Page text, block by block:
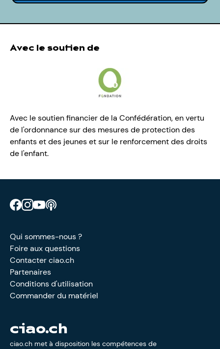
Avec le soutien de
Avec le soutien financier de la Confédération, en vertu
de l'ordonnance sur des mesures de protection des
enfants et des jeunes et sur le renforcement des droits
de l'enfant.
Retrouve CIAO sur Facebook
Retrouve CIAO sur Instagram
Retrouve CIAO sur YouTube
Qui sommes-nous ?
Foire aux questions
Contacter ciao.ch
Partenaires
Conditions d'utilisation
Commander du matériel
ciao.ch
ciao.ch met à disposition les compétences de